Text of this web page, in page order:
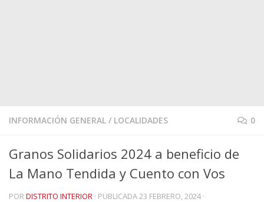
INFORMACIÓN GENERAL / LOCALIDADES 0
Granos Solidarios 2024 a beneficio de
La Mano Tendida y Cuento con Vos
PORDISTRITO INTERIOR · PUBLICADA23 FEBRERO, 2024·